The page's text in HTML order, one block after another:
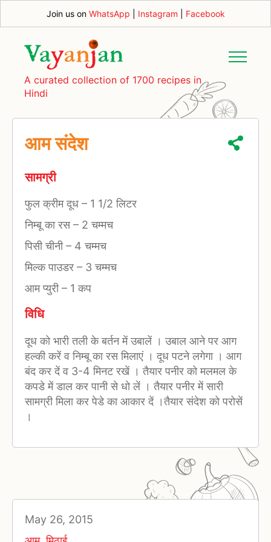
Join us on WhatsApp Instagram Facebook
A curated collection of 1700 recipes in
Hindi
आम संदेश
सामग्री
फुल क्रीम दूध – 1 1/2 लिटर
निम्बू का रस– 2 चम्मच
पिसी चीनी– 4 चम्मच
मिल्क पाउडर – 3 चम्मच
आम प्युरी– 1 कप
विधि
दूध को भारी तली के बर्तन में उबालें । उबाल आने पर आग
हल्की करें व निम्बू का रस मिलाएं । दूध पटने लगेगा । आग
बंद कर दें व 3-4 मिनट रखें । तैयार पनीर को मलमल के
कपडे में डाल कर पानी से धो लें । तैयार पनीर में सारी
सामग्री मिला कर पेडे का आकार दें ।तैयार संदेश को परोसें
।
May 26, 2015